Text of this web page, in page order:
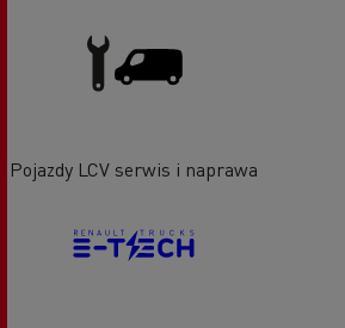
Pojazdy LCV serwis i naprawa